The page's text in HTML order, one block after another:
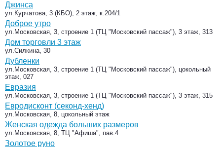
Джинса
ул.Курчатова, 3 (КБО), 2 этаж, к.204/1
Доброе утро
ул.Московская, 3, строение 1 (ТЦ "Московский пассаж"), 3 этаж, 313
Дом торговли 3 этаж
ул.Силкина, 30
Дубленки
ул.Московская, 3, строение 1 (ТЦ "Московский пассаж"), цокольный
этаж, 027
Евразия
ул.Московская, 3, строение 1 (ТЦ "Московский пассаж"), 3 этаж, 315
Евродисконт (секонд-хенд)
ул.Московская, 8, цокольный этаж
Женская одежда больших размеров
ул.Московская, 8, ТЦ "Афиша", пав.4
Золотое руно